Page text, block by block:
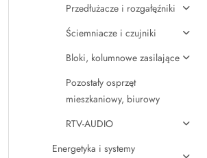
Przedłużacze i rozgałęźniki
Ściemniacze i czujniki
Bloki, kolumnowe zasilające
Pozostały osprzęt
mieszkaniowy, biurowy
RTV-AUDIO
Energetyka i systemy